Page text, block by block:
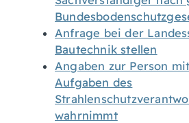
Anfrage bei der
Bautechnik stellen
Angaben zur Person
Aufgaben des
wahrnimmt